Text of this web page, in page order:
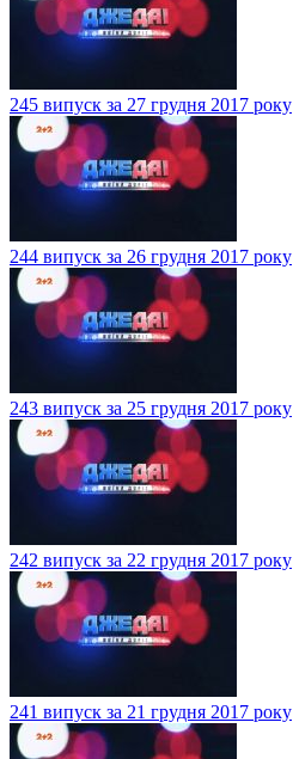
245 випуск за 27 грудня 2017 року
244 випуск за 26 грудня 2017 року
243 випуск за 25 грудня 2017 року
242 випуск за 22 грудня 2017 року
241 випуск за 21 грудня 2017 року